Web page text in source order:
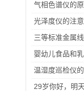
气相色谱仪的
光泽度仪的注
三等标准金属
婴幼儿食品和
温湿度巡检仪
29岁你好，明